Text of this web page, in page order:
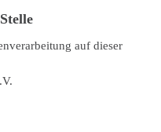
auf dieser